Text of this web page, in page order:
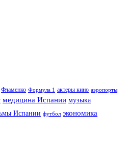
Фламенко Формула 1 актеры кино аэропорты
медицина Испании музыка
Испании футбол экономика